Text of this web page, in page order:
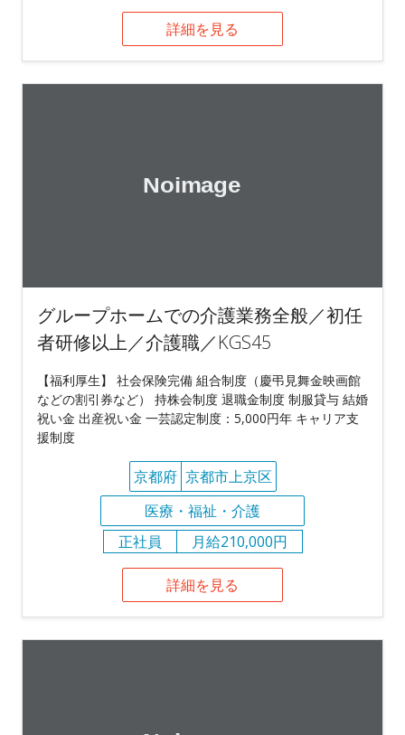
詳細を見る
グループホームでの介護業務全般／初任
者研修以上／介護職／KGS45
【福利厚生】 社会保険完備 組合制度（慶弔見舞金映画館
などの割引券など） 持株会制度 退職金制度 制服貸与 結婚
祝い金 出産祝い金 一芸認定制度：5,000円年 キャリア支
援制度
京都府 京都市上京区
医療・福祉・介護
正社員
月給210,000円
詳細を見る